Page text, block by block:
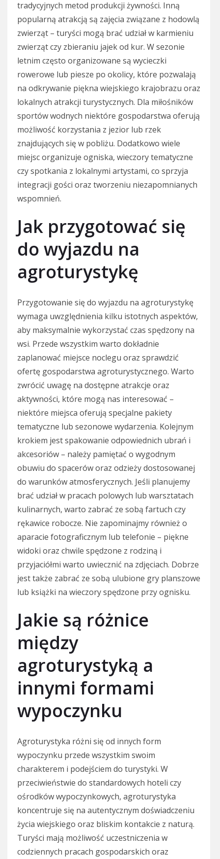
tradycyjnych metod produkcji żywności. Inną
popularną atrakcją są zajęcia związane z hodowlą
zwierząt – turyści mogą brać udział w karmieniu
zwierząt czy zbieraniu jajek od kur. W sezonie
letnim często organizowane są wycieczki
rowerowe lub piesze po okolicy, które pozwalają
na odkrywanie piękna wiejskiego krajobrazu oraz
lokalnych atrakcji turystycznych. Dla miłośników
sportów wodnych niektóre gospodarstwa oferują
możliwość korzystania z jezior lub rzek
znajdujących się w pobliżu. Dodatkowo wiele
miejsc organizuje ogniska, wieczory tematyczne
czy spotkania z lokalnymi artystami, co sprzyja
integracji gości oraz tworzeniu niezapomnianych
wspomnień.
Jak przygotować się
do wyjazdu na
agroturystykę
Przygotowanie się do wyjazdu na agroturystykę
wymaga uwzględnienia kilku istotnych aspektów,
aby maksymalnie wykorzystać czas spędzony na
wsi. Przede wszystkim warto dokładnie
zaplanować miejsce noclegu oraz sprawdzić
ofertę gospodarstwa agroturystycznego. Warto
zwrócić uwagę na dostępne atrakcje oraz
aktywności, które mogą nas interesować –
niektóre miejsca oferują specjalne pakiety
tematyczne lub sezonowe wydarzenia. Kolejnym
krokiem jest spakowanie odpowiednich ubrań i
akcesoriów – należy pamiętać o wygodnym
obuwiu do spacerów oraz odzieży dostosowanej
do warunków atmosferycznych. Jeśli planujemy
brać udział w pracach polowych lub warsztatach
kulinarnych, warto zabrać ze sobą fartuch czy
rękawice robocze. Nie zapominajmy również o
aparacie fotograficznym lub telefonie – piękne
widoki oraz chwile spędzone z rodziną i
przyjaciółmi warto uwiecznić na zdjęciach. Dobrze
jest także zabrać ze sobą ulubione gry planszowe
lub książki na wieczory spędzone przy ognisku.
Jakie są różnice
między
agroturystyką a
innymi formami
wypoczynku
Agroturystyka różni się od innych form
wypoczynku przede wszystkim swoim
charakterem i podejściem do turystyki. W
przeciwieństwie do standardowych hoteli czy
ośrodków wypoczynkowych, agroturystyka
koncentruje się na autentycznym doświadczeniu
życia wiejskiego oraz bliskim kontakcie z naturą.
Turyści mają możliwość uczestniczenia w
codziennych pracach gospodarskich oraz